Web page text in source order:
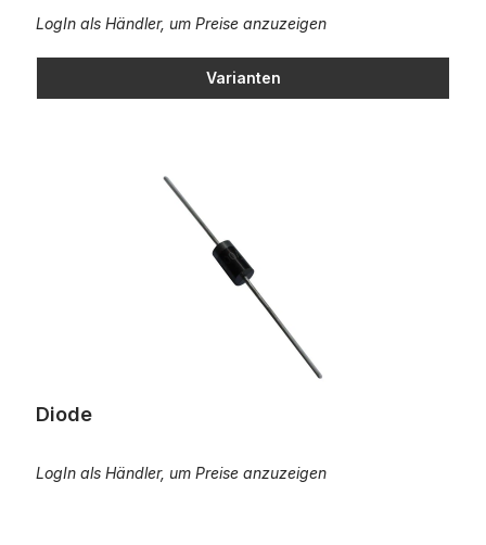
LogIn als Händler, um Preise anzuzeigen
Varianten
Diode
LogIn als Händler, um Preise anzuzeigen